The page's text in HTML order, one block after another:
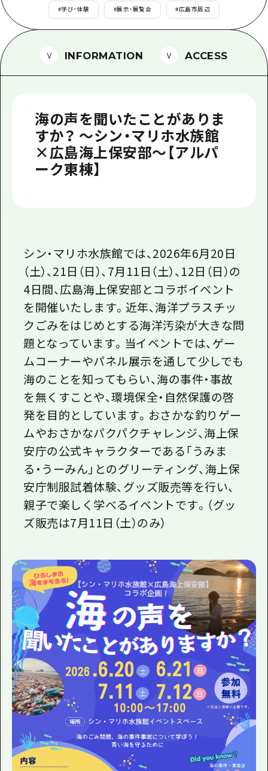
ボランティアガイド
ユニバーサルツーリズム
ガイドブック
メディア掲載情報
フォトダウンロード
関連リンク
#学び・体験 #展示・展覧会 #広島市周辺
INFORMATION ACCESS
海の声を聞いたことがありま
すか？ ～シン・マリホ水族館
×広島海上保安部～【アルパ
ーク東棟】
シン・マリホ水族館では、2026年6月20日
（土）、21日（日）、 7月 11日（土）、 12日（日）の
4日間、広島海上保安部とコラボイベント
を開催いたします。近年、海洋プラスチッ
クごみをはじめとする海洋汚染が大きな問
題となっています。当イベントでは、ゲー
ムコーナーやパネル展示を通して少しでも
海のことを知ってもらい、海の事件・事故
を無くすことや、環境保全・自然保護の啓
発を目的としています。おさかな釣りゲー
ムやおさかなパクパクチャレンジ、海上保
安庁の公式キャラクターである「うみま
る・うーみん」とのグリーティング、海上保
安庁制服試着体験、グッズ販売等を行い、
親子で楽しく学べるイベントです。（グッ
ズ販売は7月11日（土）のみ）